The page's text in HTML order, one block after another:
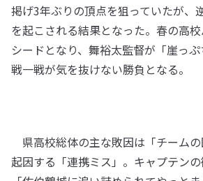
掲げ3年ぶりの頂点を狙っていたが、
を起こされる結果となった。春の高
シードとなり、舞裕太監督が「崖っ
戦一戦が気を抜けない勝負となる。
県高校総体の主な敗因は「チーム
起因する「連携ミス」。キャプテン